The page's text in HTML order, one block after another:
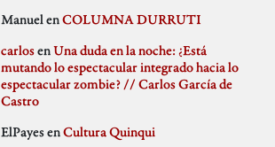
Memoria Histórica
diciembre 2019
octubre 2019
septiembre 2019
julio 2019
junio 2019
abril 2019
Manuel enCOLUMNA DURRUTI
carlosenUna duda en la noche: ¿Está
mutando lo espectacular integrado hacia lo
espectacular zombie? // Carlos García de
Castro
ElPayesenCultura Quinqui